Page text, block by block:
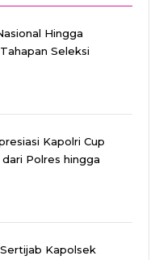
Hingga
Seleksi
Kapolri Cup
Polres hingga
Kapolsek